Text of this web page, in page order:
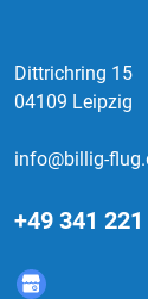
Dittrichring 15
04109 Leipzig
info@billig-
+49 341